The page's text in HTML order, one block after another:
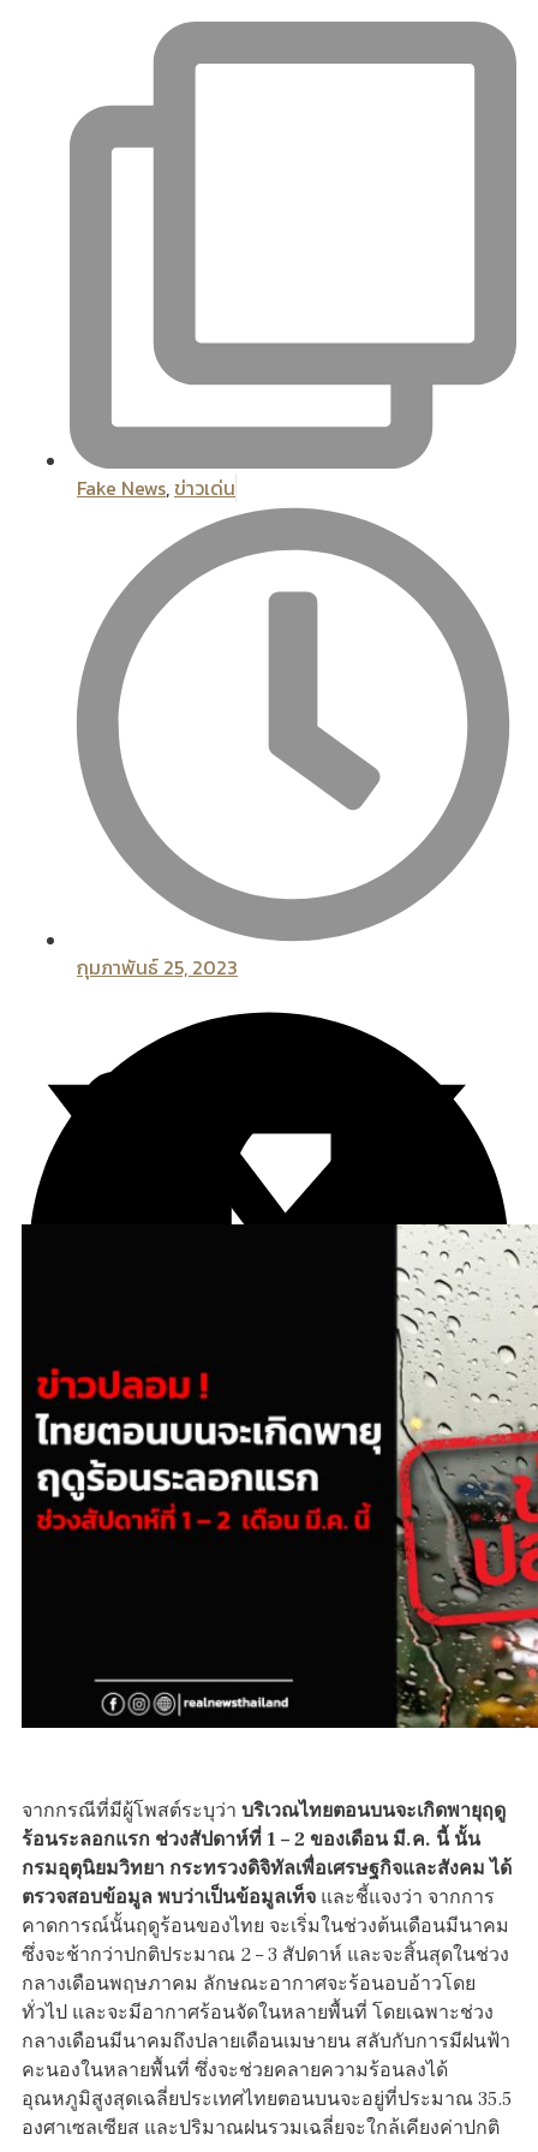
Fake News, ข่าวเด่น
กุมภาพันธ์ 25, 2023
จากกรณีที่มีผู้โพสต์ระบุว่า บริเวณไทยตอนบนจะเกิดพายุฤดู
ร้อนระลอกแรก ช่วงสัปดาห์ที่ 1 – 2 ของเดือน มี.ค. นี้ นั้น
กรมอุตุนิยมวิทยา กระทรวงดิจิทัลเพื่อเศรษฐกิจและสังคม ได้
ตรวจสอบข้อมูล พบว่าเป็นข้อมูลเท็จ และชี้แจงว่า จากการ
คาดการณ์นั้นฤดูร้อนของไทย จะเริ่มในช่วงต้นเดือนมีนาคม
ซึ่งจะช้ากว่าปกติประมาณ 2 – 3 สัปดาห์ และจะสิ้นสุดในช่วง
กลางเดือนพฤษภาคม ลักษณะอากาศจะร้อนอบอ้าวโดย
ทั่วไป และจะมีอากาศร้อนจัดในหลายพื้นที่ โดยเฉพาะช่วง
กลางเดือนมีนาคมถึงปลายเดือนเมษายน สลับกับการมีฝนฟ้า
คะนองในหลายพื้นที่ ซึ่งจะช่วยคลายความร้อนลงได้
อุณหภูมิสูงสุดเฉลี่ยประเทศไทยตอนบนจะอยู่ที่ประมาณ 35.5
องศาเซลเซียส และปริมาณฝนรวมเฉลี่ยจะใกล้เคียงค่าปกติ